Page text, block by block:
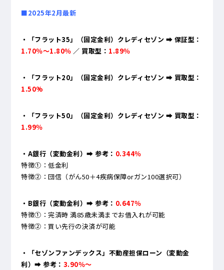
■2025年2月最新
・「フラット35」（固定金利）クレディセゾン ➡ 保証型：
1.70％～1.80％ ／ 買取型： 1.89％
・「フラット20」（固定金利）クレディセゾン ➡ 買取型：
1.50%
・「フラット50」（固定金利）クレディセゾン ➡ 買取型：
1.99％
・A銀行（変動金利）➡ 参考： 0.344％
特徴①：低金利
特徴②：団信（がん50＋4疾病保障orガン100選択可）
・B銀行（変動金利）➡ 参考： 0.647％
特徴①：完済時 満85歳未満までお借入れが可能
特徴②：買い先行の決済が可能
・「セゾンファンデックス」不動産担保ローン（変動金
利）➡ 参考： 3.90％～